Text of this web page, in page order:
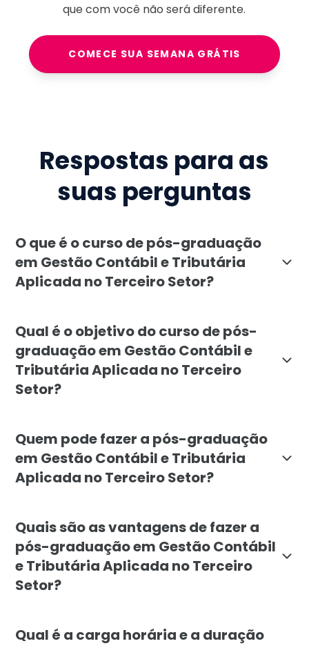
que com você não será diferente.
COMECE SUA SEMANA GRÁTIS
Respostas para as
suas perguntas
O que é o curso de pós-graduação
em Gestão Contábil e Tributária
Aplicada no Terceiro Setor?
Qual é o objetivo do curso de pós-
graduação em Gestão Contábil e
Tributária Aplicada no Terceiro
Setor?
Quem pode fazer a pós-graduação
em Gestão Contábil e Tributária
Aplicada no Terceiro Setor?
Quais são as vantagens de fazer a
pós-graduação em Gestão Contábil
e Tributária Aplicada no Terceiro
Setor?
Qual é a carga horária e a duração